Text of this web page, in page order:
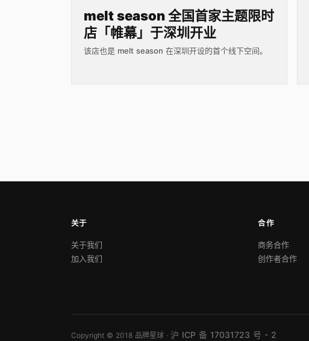
melt season 全国首家主题限时
店「帷幕」于深圳开业
该店也是 melt season 在深圳开设的首个线下空间。
关于
关于我们
加入我们
合作
商务合作
创作者合作
Copyright © 2018 品牌星球 · 沪 ICP 备 17031723 号 - 2